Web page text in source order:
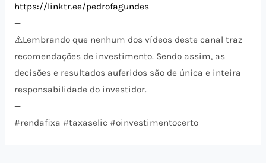
https://linktr.ee/pedrofagundes
—
⚠️​Lembrando que nenhum dos vídeos deste canal traz
recomendações de investimento. Sendo assim, as
decisões e resultados auferidos são de única e inteira
responsabilidade do investidor.
—
#rendafixa #taxaselic #oinvestimentocerto